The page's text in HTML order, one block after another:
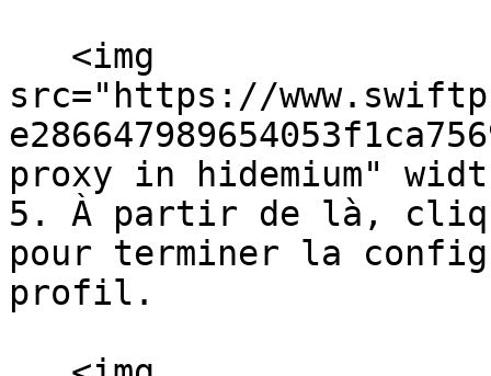
src="https://
proxy in hidemium"
5. À partir de là,
pour terminer la
profil.